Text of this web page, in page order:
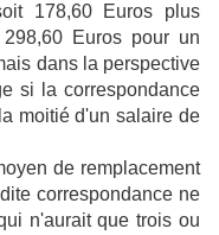
178,60 Euros plus
Euros pour un
dans la perspective
si la correspondance
moitié d'un salaire de
de remplacement
correspondance ne
n'aurait que trois ou